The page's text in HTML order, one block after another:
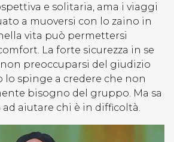
e solitaria, ama i viaggi
a muoversi con lo zaino in
vita può permettersi
La forte sicurezza in se
preoccuparsi del giudizio
lo spinge a credere che non
bisogno del gruppo. Ma sa
aiutare chi è in difficoltà.